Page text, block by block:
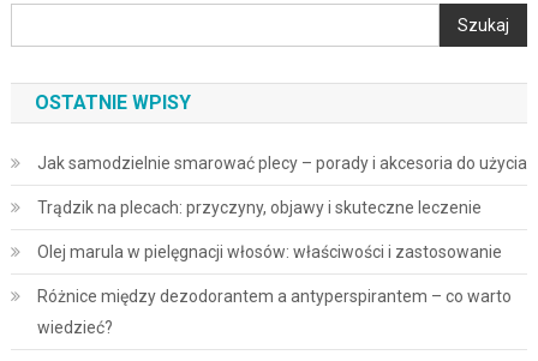
Szukaj
OSTATNIE WPISY
Jak samodzielnie smarować plecy – porady i akcesoria do użycia
Trądzik na plecach: przyczyny, objawy i skuteczne leczenie
Olej marula w pielęgnacji włosów: właściwości i zastosowanie
Różnice między dezodorantem a antyperspirantem – co warto
wiedzieć?